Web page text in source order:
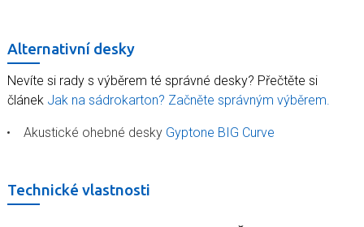
Alternativní desky
Nevíte si rady s výběrem té správné desky? Přečtěte si
článek Jak na sádrokarton? Začněte správným výběrem.
Akustické ohebné desky Gyptone BIG Curve
Technické vlastnosti